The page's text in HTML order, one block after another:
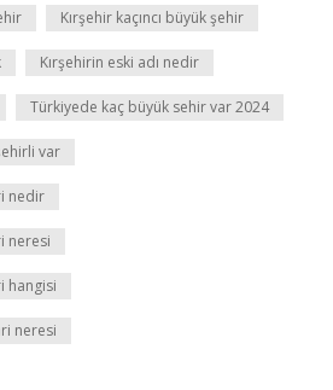
Kırşehir kaçıncı büyük şehir
Kırşehirin eski adı nedir
Türkiyede kaç büyük sehir var 2024
var
nedir
neresi
hangisi
neresi